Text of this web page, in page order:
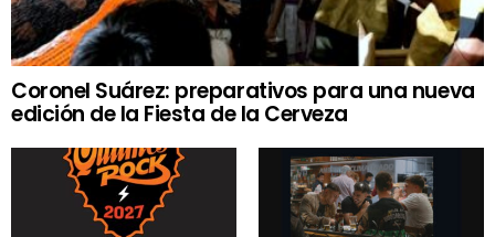
Coronel Suárez: preparativos para una nueva
edición de la Fiesta de la Cerveza